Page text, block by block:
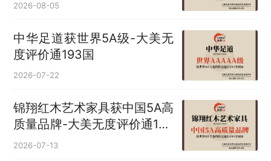
2026-08-05
中华足道获世界5A级-大美无
度评价通193国
2026-07-22
锦翔红木艺术家具获中国5A高
质量品牌-大美无度评价通193
国
2026-07-13